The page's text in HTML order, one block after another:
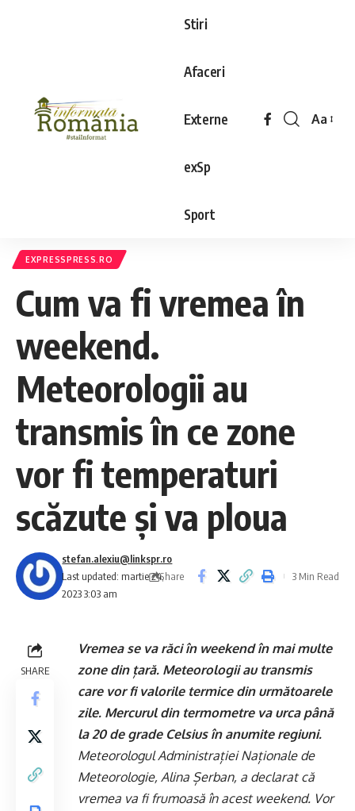
Stiri
Afaceri
Externe
exSp
Sport
Aa
EXPRESSPRESS.RO
Cum va fi vremea în
weekend.
Meteorologii au
transmis în ce zone
vor fi temperaturi
scăzute și va ploua
Last updated: martie 24,
2023 3:03 am
stefan.alexiu@linkspr.ro
Share
3 Min Read
SHARE
Vremea se va răci în weekend în mai multe
zone din țară. Meteorologii au transmis
care vor fi valorile termice din următoarele
zile. Mercurul din termometre va urca până
la 20 de grade Celsius în anumite regiuni.
Meteorologul Administrației Naționale de
Meteorologie, Alina Șerban, a declarat că
vremea va fi frumoasă în acest weekend. Vor